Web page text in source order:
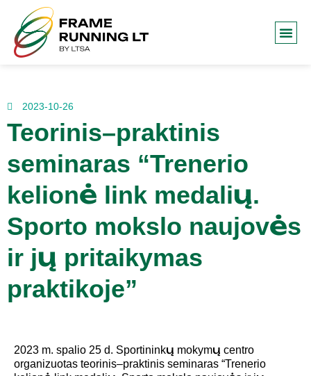
2023-10-26
Teorinis–praktinis
seminaras “Trenerio
kelionė link medalių.
Sporto mokslo naujovės
ir jų pritaikymas
praktikoje”
2023 m. spalio 25 d. Sportininkų mokymų centro
organizuotas teorinis–praktinis seminaras “Trenerio